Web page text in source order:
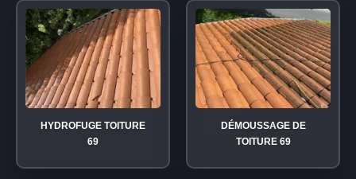
HYDROFUGE TOITURE
69
DÉMOUSSAGE DE
TOITURE 69